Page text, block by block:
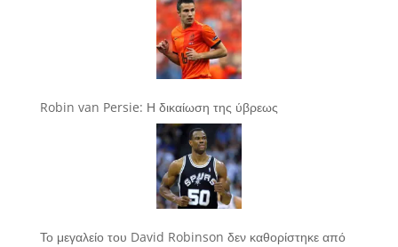
Robin van Persie: Η δικαίωση της ύβρεως
Το μεγαλείο του David Robinson δεν καθορίστηκε από